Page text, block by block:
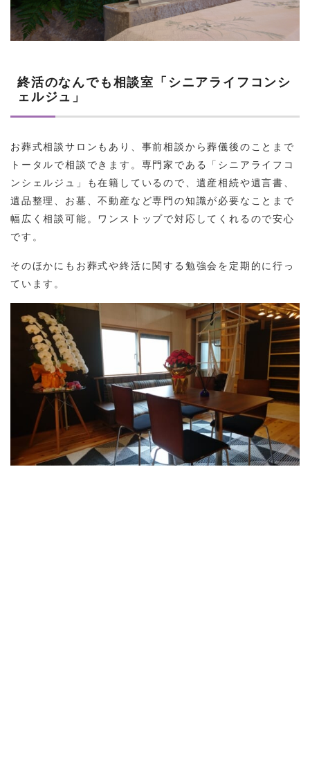
終活のなんでも相談室「シニアライフコンシ
ェルジュ」
お葬式相談サロンもあり、事前相談から葬儀後のことまで
トータルで相談できます。専門家である「シニアライフコ
ンシェルジュ」も在籍しているので、遺産相続や遺言書、
遺品整理、お墓、不動産など専門の知識が必要なことまで
幅広く相談可能。ワンストップで対応してくれるので安心
です。
そのほかにもお葬式や終活に関する勉強会を定期的に行っ
ています。